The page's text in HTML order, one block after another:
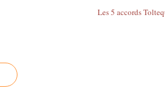
Les 5 accords